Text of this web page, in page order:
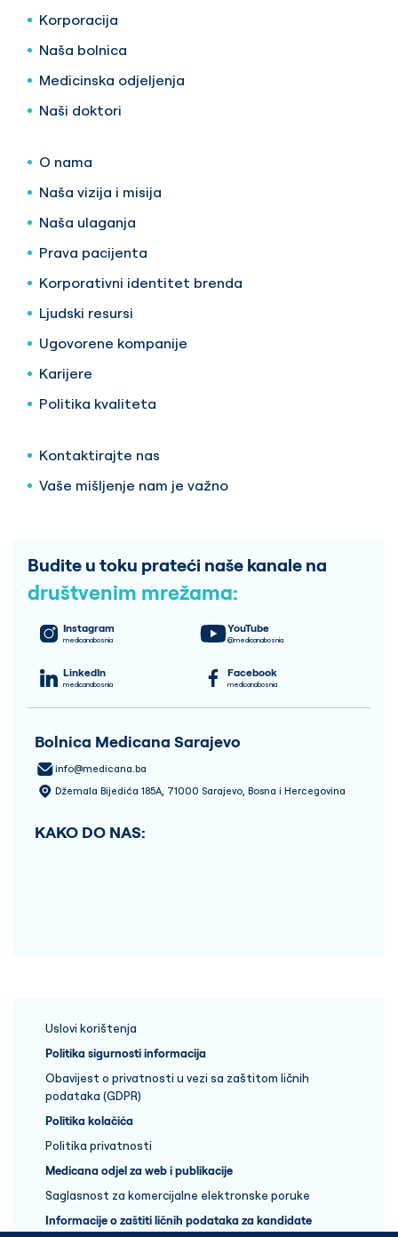
Korporacija
Naša bolnica
Medicinska odjeljenja
Naši doktori
O nama
Naša vizija i misija
Naša ulaganja
Prava pacijenta
Korporativni identitet brenda
Ljudski resursi
Ugovorene kompanije
Karijere
Politika kvaliteta
Kontaktirajte nas
Vaše mišljenje nam je važno
Budite u toku prateći naše kanale na
društvenim mrežama:
Instagram
medicanabosnia
YouTube
@medicanabosnia
LinkedIn
medicanabosnia
Facebook
medicanabosnia
Bolnica Medicana Sarajevo
info@medicana.ba
Džemala Bijedića 185A, 71000 Sarajevo, Bosna i Hercegovina
KAKO DO NAS:
Uslovi korištenja
Politika sigurnosti informacija
Obavijest o privatnosti u vezi sa zaštitom ličnih
podataka (GDPR)
Politika kolačića
Politika privatnosti
Medicana odjel za web i publikacije
Saglasnost za komercijalne elektronske poruke
Informacije o zaštiti ličnih podataka za kandidate